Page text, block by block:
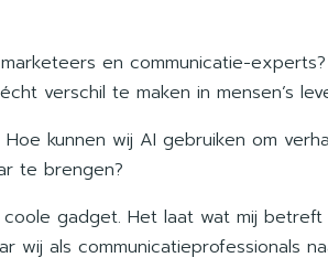
en communicatie-
verschil te maken in mensen’s
kunnen wij AI gebruiken om
te brengen?
coole gadget. Het laat wat mij
wij als communicatieprofessionals